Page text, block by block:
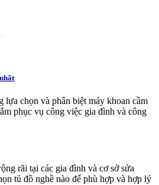
lựa chọn và phân biệt máy khoan cầm
phục vụ công việc gia đình và công
rãi tại các gia đình và cơ sở sửa
tủ đồ nghề nào để phù hợp và hợp lý